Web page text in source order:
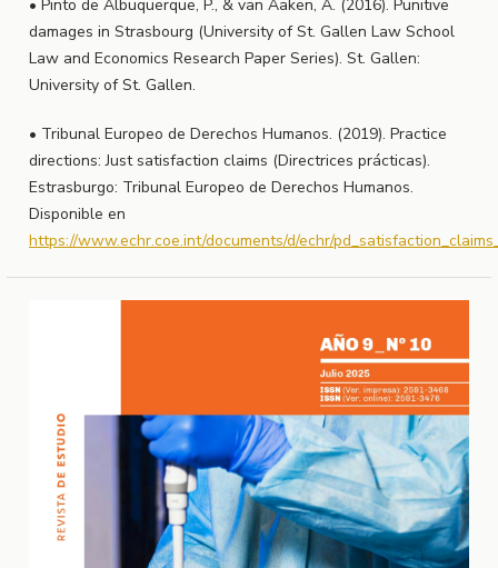
• Pinto de Albuquerque, P., & van Aaken, A. (2016). Punitive
damages in Strasbourg (University of St. Gallen Law School
Law and Economics Research Paper Series). St. Gallen:
University of St. Gallen.
• Tribunal Europeo de Derechos Humanos. (2019). Practice
directions: Just satisfaction claims (Directrices prácticas).
Estrasburgo: Tribunal Europeo de Derechos Humanos.
Disponible en
https://www.echr.coe.int/documents/d/echr/